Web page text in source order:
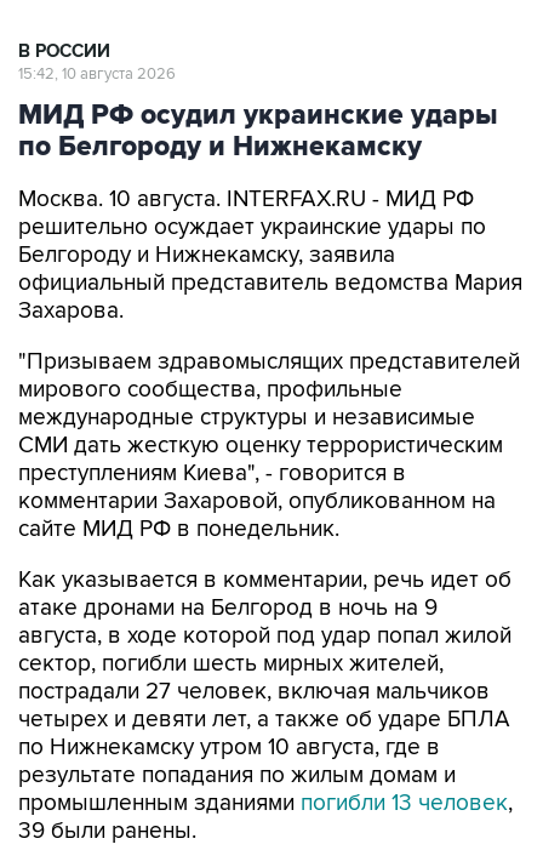
В РОССИИ
15:42, 10 августа 2026
МИД РФ осудил украинские удары
по Белгороду и Нижнекамску
Москва. 10 августа. INTERFAX.RU - МИД РФ
решительно осуждает украинские удары по
Белгороду и Нижнекамску, заявила
официальный представитель ведомства Мария
Захарова.
"Призываем здравомыслящих представителей
мирового сообщества, профильные
международные структуры и независимые
СМИ дать жесткую оценку террористическим
преступлениям Киева", - говорится в
комментарии Захаровой, опубликованном на
сайте МИД РФ в понедельник.
Как указывается в комментарии, речь идет об
атаке дронами на Белгород в ночь на 9
августа, в ходе которой под удар попал жилой
сектор, погибли шесть мирных жителей,
пострадали 27 человек, включая мальчиков
четырех и девяти лет, а также об ударе БПЛА
по Нижнекамску утром 10 августа, где в
результате попадания по жилым домам и
промышленным зданиями погибли 13 человек,
39 были ранены.